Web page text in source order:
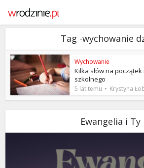
Tag -wychowanie
Wychowanie
Kilka słów na
szkolnego
5 lat temu Krystyna
Ewangelia i Ty